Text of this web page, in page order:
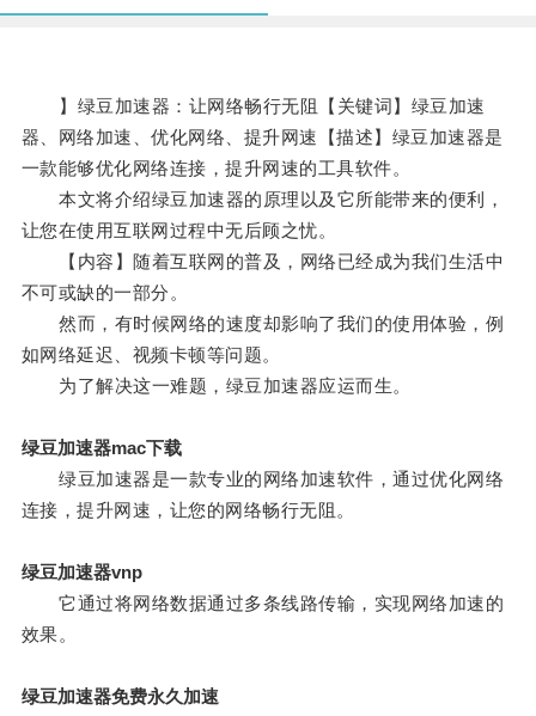
】绿豆加速器：让网络畅行无阻【关键词】绿豆加速
器、网络加速、优化网络、提升网速【描述】绿豆加速器是
一款能够优化网络连接，提升网速的工具软件。
本文将介绍绿豆加速器的原理以及它所能带来的便利，
让您在使用互联网过程中无后顾之忧。
【内容】随着互联网的普及，网络已经成为我们生活中
不可或缺的一部分。
然而，有时候网络的速度却影响了我们的使用体验，例
如网络延迟、视频卡顿等问题。
为了解决这一难题，绿豆加速器应运而生。
绿豆加速器mac下载
绿豆加速器是一款专业的网络加速软件，通过优化网络
连接，提升网速，让您的网络畅行无阻。
绿豆加速器vnp
它通过将网络数据通过多条线路传输，实现网络加速的
效果。
绿豆加速器免费永久加速